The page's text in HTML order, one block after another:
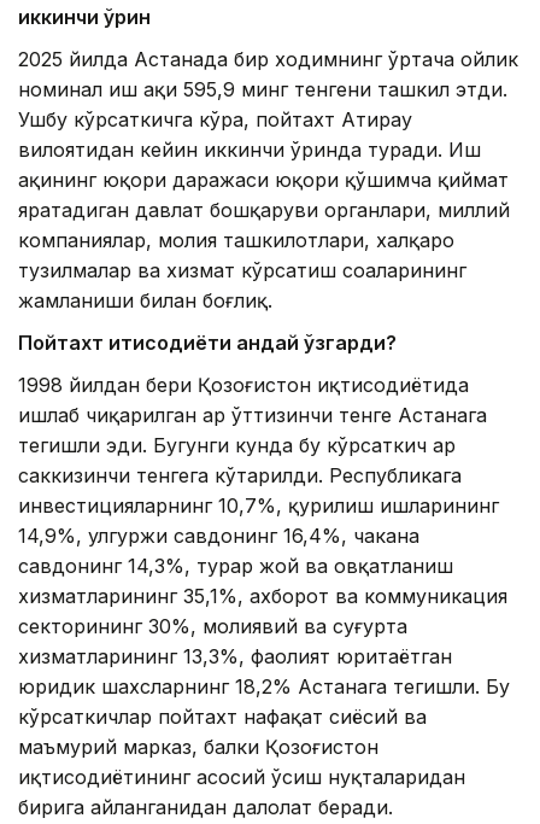
иккинчи ўрин
2025 йилда Астанада бир ходимнинг ўртача ойлик
номинал иш ҳақи 595,9 минг тенгени ташкил этди.
Ушбу кўрсаткичга кўра, пойтахт Атирау
вилоятидан кейин иккинчи ўринда туради. Иш
ҳақининг юқори даражаси юқори қўшимча қиймат
яратадиган давлат бошқаруви органлари, миллий
компаниялар, молия ташкилотлари, халқаро
тузилмалар ва хизмат кўрсатиш соҳаларининг
жамланиши билан боғлиқ.
Пойтахт иқтисодиёти қандай ўзгарди?
1998 йилдан бери Қозоғистон иқтисодиётида
ишлаб чиқарилган ҳар ўттизинчи тенге Астанага
тегишли эди. Бугунги кунда бу кўрсаткич ҳар
саккизинчи тенгега кўтарилди. Республикага
инвестицияларнинг 10,7%, қурилиш ишларининг
14,9%, улгуржи савдонинг 16,4%, чакана
савдонинг 14,3%, турар жой ва овқатланиш
хизматларининг 35,1%, ахборот ва коммуникация
секторининг 30%, молиявий ва суғурта
хизматларининг 13,3%, фаолият юритаётган
юридик шахсларнинг 18,2% Астанага тегишли. Бу
кўрсаткичлар пойтахт нафақат сиёсий ва
маъмурий марказ, балки Қозоғистон
иқтисодиётининг асосий ўсиш нуқталаридан
бирига айланганидан далолат беради.